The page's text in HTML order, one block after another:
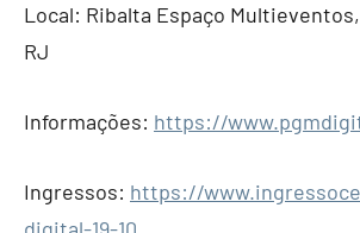
Local: Ribalta Espaço
RJ
Informações: https://
Ingressos: https://